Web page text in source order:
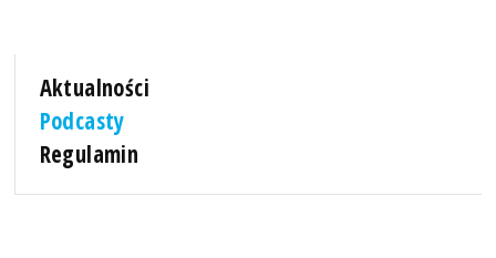
Aktualności
Podcasty
Regulamin